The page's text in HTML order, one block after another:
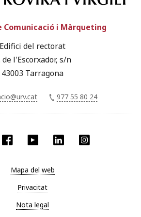
Facebook YouTube LinkedIn
Comunicació i Màrqueting
Edifici del rectorat
de l'Escorxador, s/n
43003 Tarragona
977 55 80 24
Mapa del web
Privacitat
Nota legal